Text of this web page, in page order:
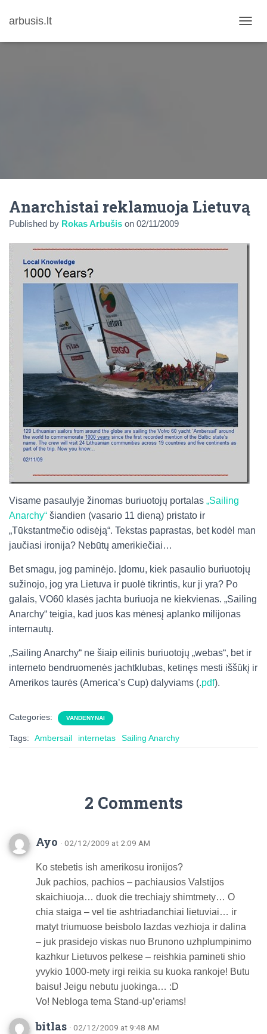
arbusis.lt
O
I
Anarchistai reklamuoja Lietuvą
Published by Rokas Arbušis on 02/11/2009
Visame pasaulyje žinomas buriuotojų portalas „Sailing
Anarchy“ šiandien (vasario 11 dieną) pristato ir
„Tūkstantmečio odisėją“. Tekstas paprastas, bet kodėl man
jaučiasi ironija? Nebūtų amerikiečiai…
Bet smagu, jog paminėjo. Įdomu, kiek pasaulio buriuotojų
sužinojo, jog yra Lietuva ir puolė tikrintis, kur ji yra? Po
galais, VO60 klasės jachta buriuoja ne kiekvienas. „Sailing
Anarchy“ teigia, kad juos kas mėnesį aplanko milijonas
internautų.
„Sailing Anarchy“ ne šiaip eilinis buriuotojų „webas“, bet ir
interneto bendruomenės jachtklubas, ketinęs mesti iššūkį ir
Amerikos taurės (America’s Cup) dalyviams (.pdf).
Categories: VANDENYNAI
Tags: Ambersail internetas Sailing Anarchy
2 Comments
Ayo · 02/12/2009 at 2:09 AM
Ko stebetis ish amerikosu ironijos?
Juk pachios, pachios – pachiausios Valstijos
skaichiuoja… duok die trechiajy shimtmety… O
chia staiga – vel tie ashtriadanchiai lietuviai… ir
matyt triumuose beisbolo lazdas vezhioja ir dalina
– juk prasidejo viskas nuo Brunono uzhplumpinimo
kazhkur Lietuvos pelkese – reishkia pamineti shio
yvykio 1000-mety irgi reikia su kuoka rankoje! Butu
baisu! Jeigu nebutu juokinga… :D
Vo! Nebloga tema Stand-up’eriams!
bitlas · 02/12/2009 at 9:48 AM